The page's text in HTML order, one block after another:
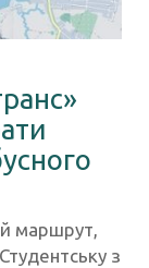
маршрут,
з